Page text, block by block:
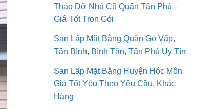
CÔNG TY CHUYÊN SAN LẤP MẶT
BẰNG THÁO DỠ NHÀ CŨ QUẬN 12
Tháo Dỡ Nhà Cũ Quận Tân Phú –
Giá Tốt Trọn Gói
San Lấp Mặt Bằng Quận Gò Vấp,
Tân Bình, Bình Tân, Tân Phú Uy Tín
San Lấp Mặt Bằng Huyện Hóc Môn